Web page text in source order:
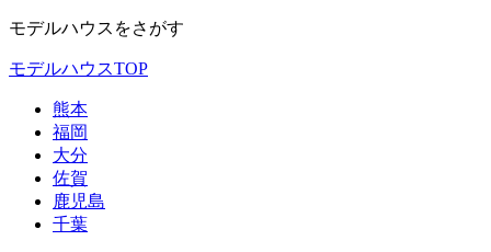
モデルハウスをさがす
モデルハウスTOP
熊本
福岡
大分
佐賀
鹿児島
千葉